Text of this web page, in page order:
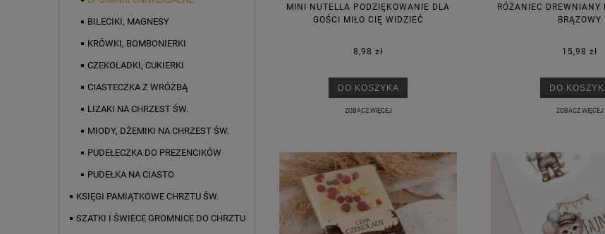
BILECIKI, MAGNESY
KRÓWKI, BOMBONIERKI
CZEKOLADKI, CUKIERKI
CIASTECZKA Z WRÓŻBĄ
LIZAKI NA CHRZEST ŚW.
MIODY, DŻEMIKI NA CHRZEST ŚW.
PUDEŁECZKA DO PREZENCIKÓW
PUDEŁKA NA CIASTO
KSIĘGI PAMIĄTKOWE CHRZTU ŚW.
SZATKI I ŚWIECE GROMNICE DO CHRZTU
MINI NUTELLA PODZIĘKOWANIE DLA
GOŚCI MIŁO CIĘ WIDZIEĆ
8,98 zł
DO KOSZYKA
ZOBACZ WIĘCEJ
RÓŻANIEC DREWNIANY
BRĄZOWY
15,98 zł
DO
ZOBACZ WIĘCEJ